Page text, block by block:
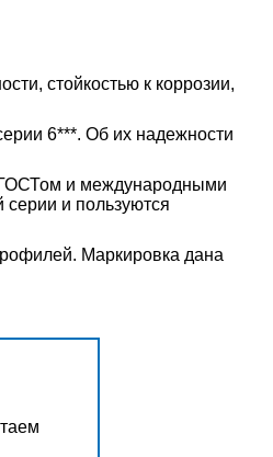
стойкостью к коррозии,
6***. Об их надежности
ГОСТом и международными
и пользуются
Маркировка дана